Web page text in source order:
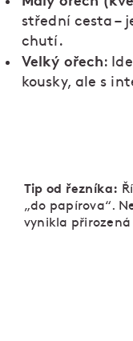
střední cesta –
chutí.
Velký ořech:
kousky, ale s
Tip od řezníka:
„do papírova“.
vynikla